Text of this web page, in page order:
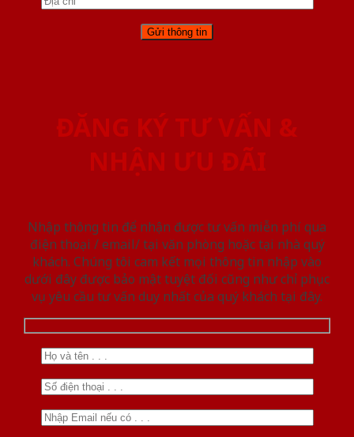
ĐĂNG KÝ TƯ VẤN &
NHẬN ƯU ĐÃI
Nhập thông tin để nhận được tư vấn miễn phí qua
điện thoại / email/ tại văn phòng hoặc tại nhà quý
khách. Chúng tôi cam kết mọi thông tin nhập vào
dưới đây được bảo mật tuyệt đối cũng như chỉ phục
vụ yêu cầu tư vấn duy nhất của quý khách tại đây.